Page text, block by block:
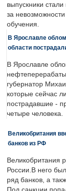
выпускники
за
обучения.
В Ярославле
области
В Ярославле
губернатор
которые сейчас
пострадавшие -
четыре человека.
Великобритания
банков из РФ
Великобритания
России.В него
ряд банков, а